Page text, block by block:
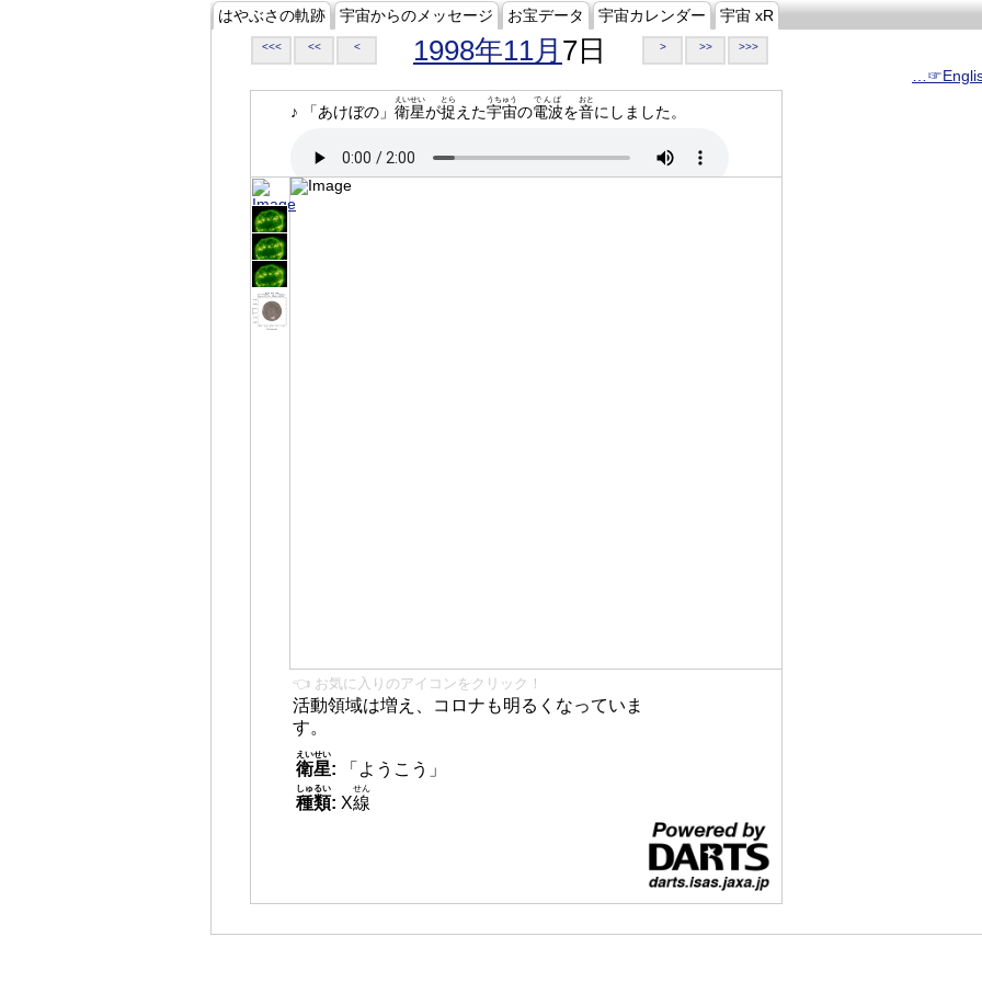
はやぶさの軌跡 宇宙からのメッセージ お宝データ 宇宙カレンダー 宇宙 xR
<<< << < 1998年11月 7日 > >> >>>
♪ 「あけぼの」 衛星
えいせい
が捉
とら
えた宇宙
うちゅう
の電波
でんぱ
を音
おと
にしました。
👈 お気に入りのアイコンをクリック！
活動領域は増え、コロナも明るくなっていま
す。
衛星
えいせい
:
「ようこう」
種類
しゅるい
: X線
せん